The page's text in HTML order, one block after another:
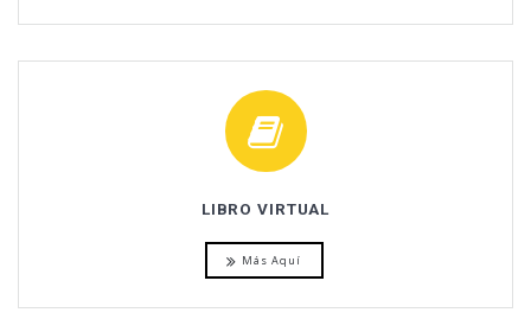
LIBRO VIRTUAL
Más Aquí